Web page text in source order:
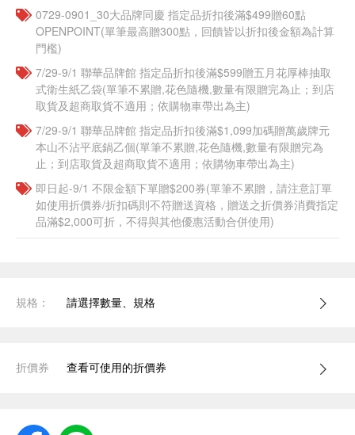
0729-0901_30大品牌同慶 指定品折扣後滿$499贈60點
OPENPOINT(單筆最高贈300點，回饋皆以折扣後金額為計算
門檻)
7/29-9/1 聯華品牌館 指定品折扣後滿$599贈五月花厚棒抽取
式衛生紙乙袋(單筆不累贈,花色隨機,數量有限贈完為止；到店
取貨及超商取貨不適用；依購物車帶出為主)​​
7/29-9/1 聯華品牌館 指定品折扣後滿$1,099加碼贈萬歲牌元
本山不沾平底鍋乙個(單筆不累贈,花色隨機,數量有限贈完為
止；到店取貨及超商取貨不適用；依購物車帶出為主)​​
即日起-9/1 不限金額下單贈$200券(單筆不累贈，請注意訂單
如使用折價券/折扣碼則不符贈送資格，贈送之折價券消費指定
品滿$2,000可折，不得與其他優惠活動合併使用)
規格： 請選擇數量、規格
折價券 查看可使用的折價券